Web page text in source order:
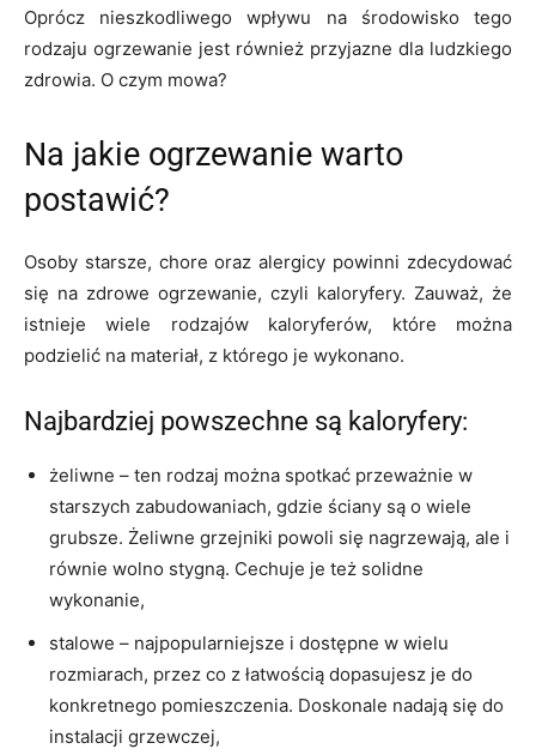
Oprócz nieszkodliwego wpływu na środowisko tego
rodzaju ogrzewanie jest również przyjazne dla ludzkiego
zdrowia. O czym mowa?
Na jakie ogrzewanie warto
postawić?
Osoby starsze, chore oraz alergicy powinni zdecydować
się na zdrowe ogrzewanie, czyli kaloryfery. Zauważ, że
istnieje wiele rodzajów kaloryferów, które można
podzielić na materiał, z którego je wykonano.
Najbardziej powszechne są kaloryfery:
żeliwne – ten rodzaj można spotkać przeważnie w
starszych zabudowaniach, gdzie ściany są o wiele
grubsze. Żeliwne grzejniki powoli się nagrzewają, ale i
równie wolno stygną. Cechuje je też solidne
wykonanie,
stalowe – najpopularniejsze i dostępne w wielu
rozmiarach, przez co z łatwością dopasujesz je do
konkretnego pomieszczenia. Doskonale nadają się do
instalacji grzewczej,